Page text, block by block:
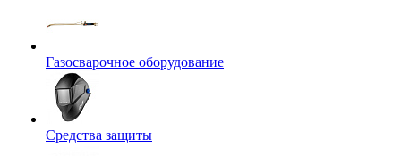
Газосварочное оборудование
Средства защиты